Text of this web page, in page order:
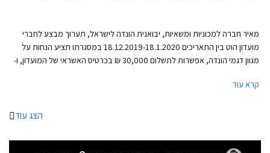
מאיר חברה למכוניות ומשאיות, יבואנית הונדה לישראל, תערוך מבצע לחברי
מועדון הוט בין התאריכים 18.12.2019-18.1.2020 במסגרתו תציע הנחות על
מגוון דגמי הונדה, אפשרות לתשלום 30,000 ₪ בכרטיס האשראי של המועדון, ו-
התצוגה של הונדה ברחבי הארץ.
קרא עוד
הצג עוד